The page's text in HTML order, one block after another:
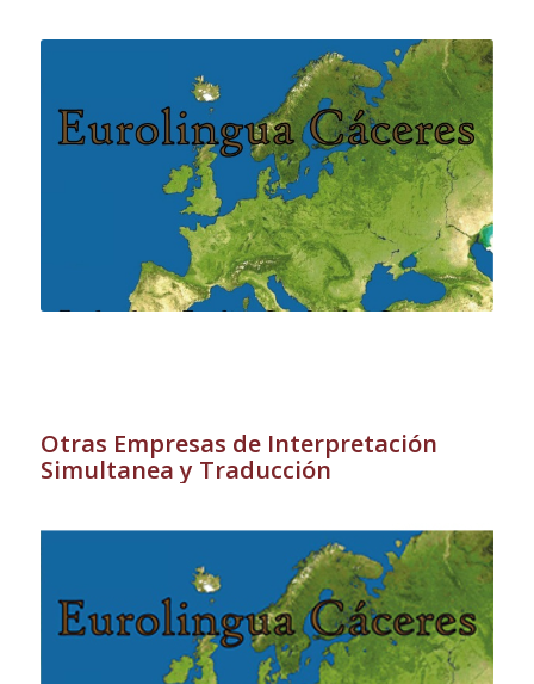
Otras Empresas de Interpretación
Simultanea y Traducción